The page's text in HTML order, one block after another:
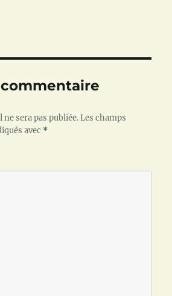
sera pas publiée. Les champs
avec *